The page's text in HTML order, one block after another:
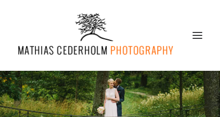
Startsida
Portfolio